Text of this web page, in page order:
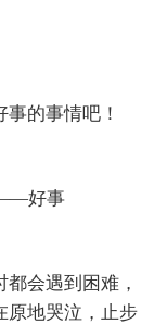
的事情吧！
好事
会遇到困难，
原地哭泣，止步